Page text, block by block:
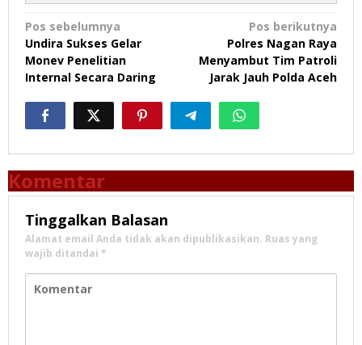
Navigasi
pos
Pos sebelumnya
Undira Sukses Gelar
Monev Penelitian
Internal Secara Daring
Pos berikutnya
Polres Nagan Raya
Menyambut Tim Patroli
Jarak Jauh Polda Aceh
Komentar
Tinggalkan Balasan
Alamat email Anda tidak akan dipublikasikan. Ruas yang
wajib ditandai *